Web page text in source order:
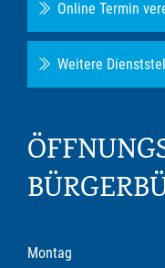
Online Termin
Weitere
Montag